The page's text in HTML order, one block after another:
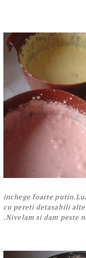
inchege foarte
cu pereti detasabili
.Nivelam si dam peste